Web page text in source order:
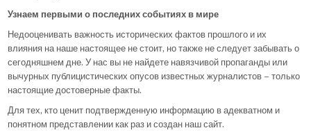
Узнаем первыми о последних событиях в мире
Недооценивать важность исторических фактов прошлого и их
влияния на наше настоящее не стоит, но также не следует забывать о
сегодняшнем дне. У нас вы не найдете навязчивой пропаганды или
вычурных публицистических опусов известных журналистов – только
настоящие достоверные факты.
Для тех, кто ценит подтвержденную информацию в адекватном и
понятном представлении как раз и создан наш сайт.